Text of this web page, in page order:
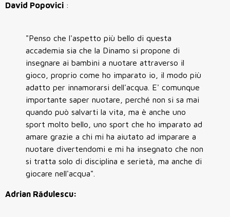
David Popovici :
"Penso che l'aspetto più bello di questa
accademia sia che la Dinamo si propone di
insegnare ai bambini a nuotare attraverso il
gioco, proprio come ho imparato io, il modo più
adatto per innamorarsi dell'acqua. E' comunque
importante saper nuotare, perché non si sa mai
quando può salvarti la vita, ma è anche uno
sport molto bello, uno sport che ho imparato ad
amare grazie a chi mi ha aiutato ad imparare a
nuotare divertendomi e mi ha insegnato che non
si tratta solo di disciplina e serietà, ma anche di
giocare nell'acqua".
Adrian Rădulescu: